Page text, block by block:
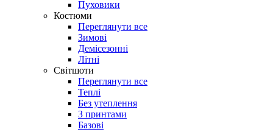
Пуховики
Костюми
Переглянути все
Зимові
Демісезонні
Літні
Світшоти
Переглянути все
Теплі
Без утеплення
З принтами
Базові